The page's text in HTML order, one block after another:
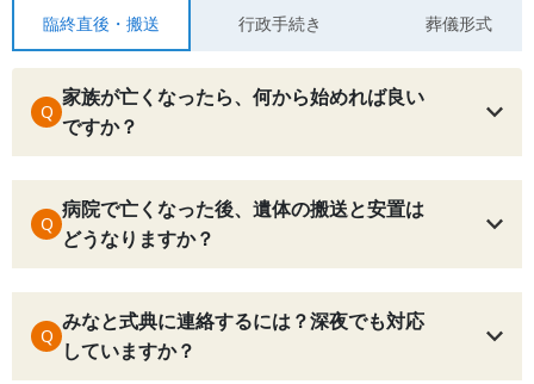
臨終直後・搬送 行政手続き 葬儀形式
Q
家族が亡くなったら、何から始めれば良い
ですか？
Q
病院で亡くなった後、遺体の搬送と安置は
どうなりますか？
Q
みなと式典に連絡するには？深夜でも対応
していますか？